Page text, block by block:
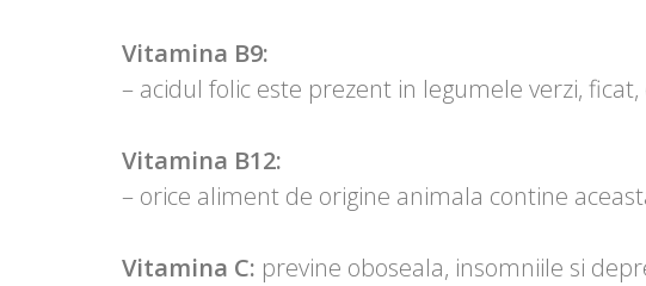
Vitamina B9:
– acidul folic este prezent in legumele verzi,
Vitamina B12:
– orice aliment de origine animala contine
Vitamina C: previne oboseala, insomniile si